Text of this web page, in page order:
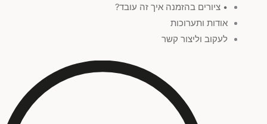
• ציורים בהזמנה איך זה עובד?
אודות ותערוכות
לעקוב וליצור קשר